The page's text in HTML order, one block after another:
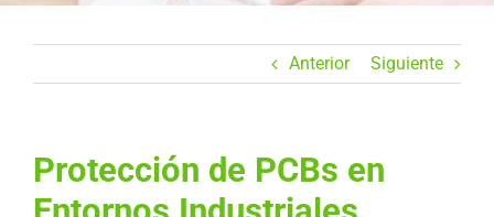
Anterior Siguiente
Protección de PCBs en